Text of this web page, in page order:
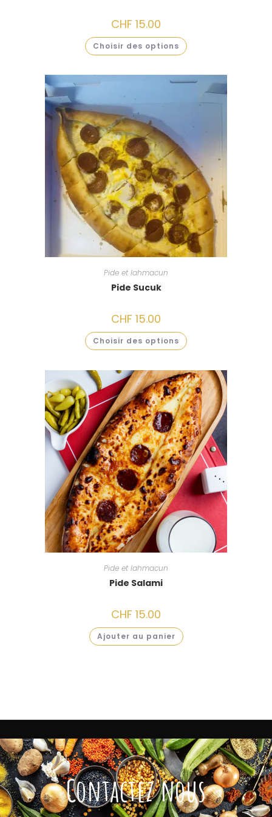
CHF 15.00
Choisir des options
Pide et lahmacun
Pide Sucuk
CHF 15.00
Choisir des options
Pide et lahmacun
Pide Salami
CHF 15.00
Ajouter au panier
Contactez nous